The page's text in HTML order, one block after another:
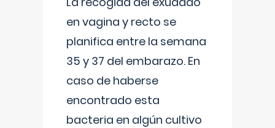
en vagina y recto se
planifica entre la semana
35 y 37 del embarazo. En
caso de haberse
encontrado esta
bacteria en algún cultivo